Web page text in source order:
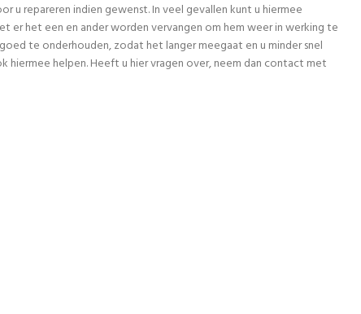
u repareren indien gewenst. In veel gevallen kunt u hiermee
er het een en ander worden vervangen om hem weer in werking te
te onderhouden, zodat het langer meegaat en u minder snel
hiermee helpen. Heeft u hier vragen over, neem dan contact met